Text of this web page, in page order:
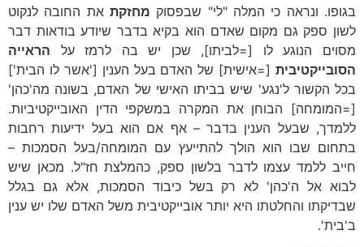
בגופו. ונראה כי המלה "לי" שבפסוק מחזקת את החובה לנקוט
לשון ספק גם מקום שאדם הוא בקיא בדבר שיודע בודאות דבר
מסוים הנוגע לו [=לביתו], שכן יש בה לרמז על הראייה
הסובייקטיבית [=אישית] של האדם בעל הענין ['אשר לו הבית']
בכל הקשור ל'נגע' שיש בביתו האישי של האדם, בשונה מה'כהן'
[=המומחה] הבוחן את המקרה במשקפי הדין האובייקטיביות.
ללמדך, שבעל הענין בדבר – אף אם הוא בעל ידיעות רחבות
בתחום שבו הוא הולך להתייעץ עם המומחה/בעל הסמכות –
חייב ללמד עצמו לדבר בלשון ספק, כהמלצת חז"ל. מכאן שיש
לבוא אל ה'כהן' לא רק בשל כיבוד הסמכות, אלא גם בגלל
שבדיקתו והחלטתו היא יותר אובייקטיבית משל האדם שלו יש ענין
ב'בית'.